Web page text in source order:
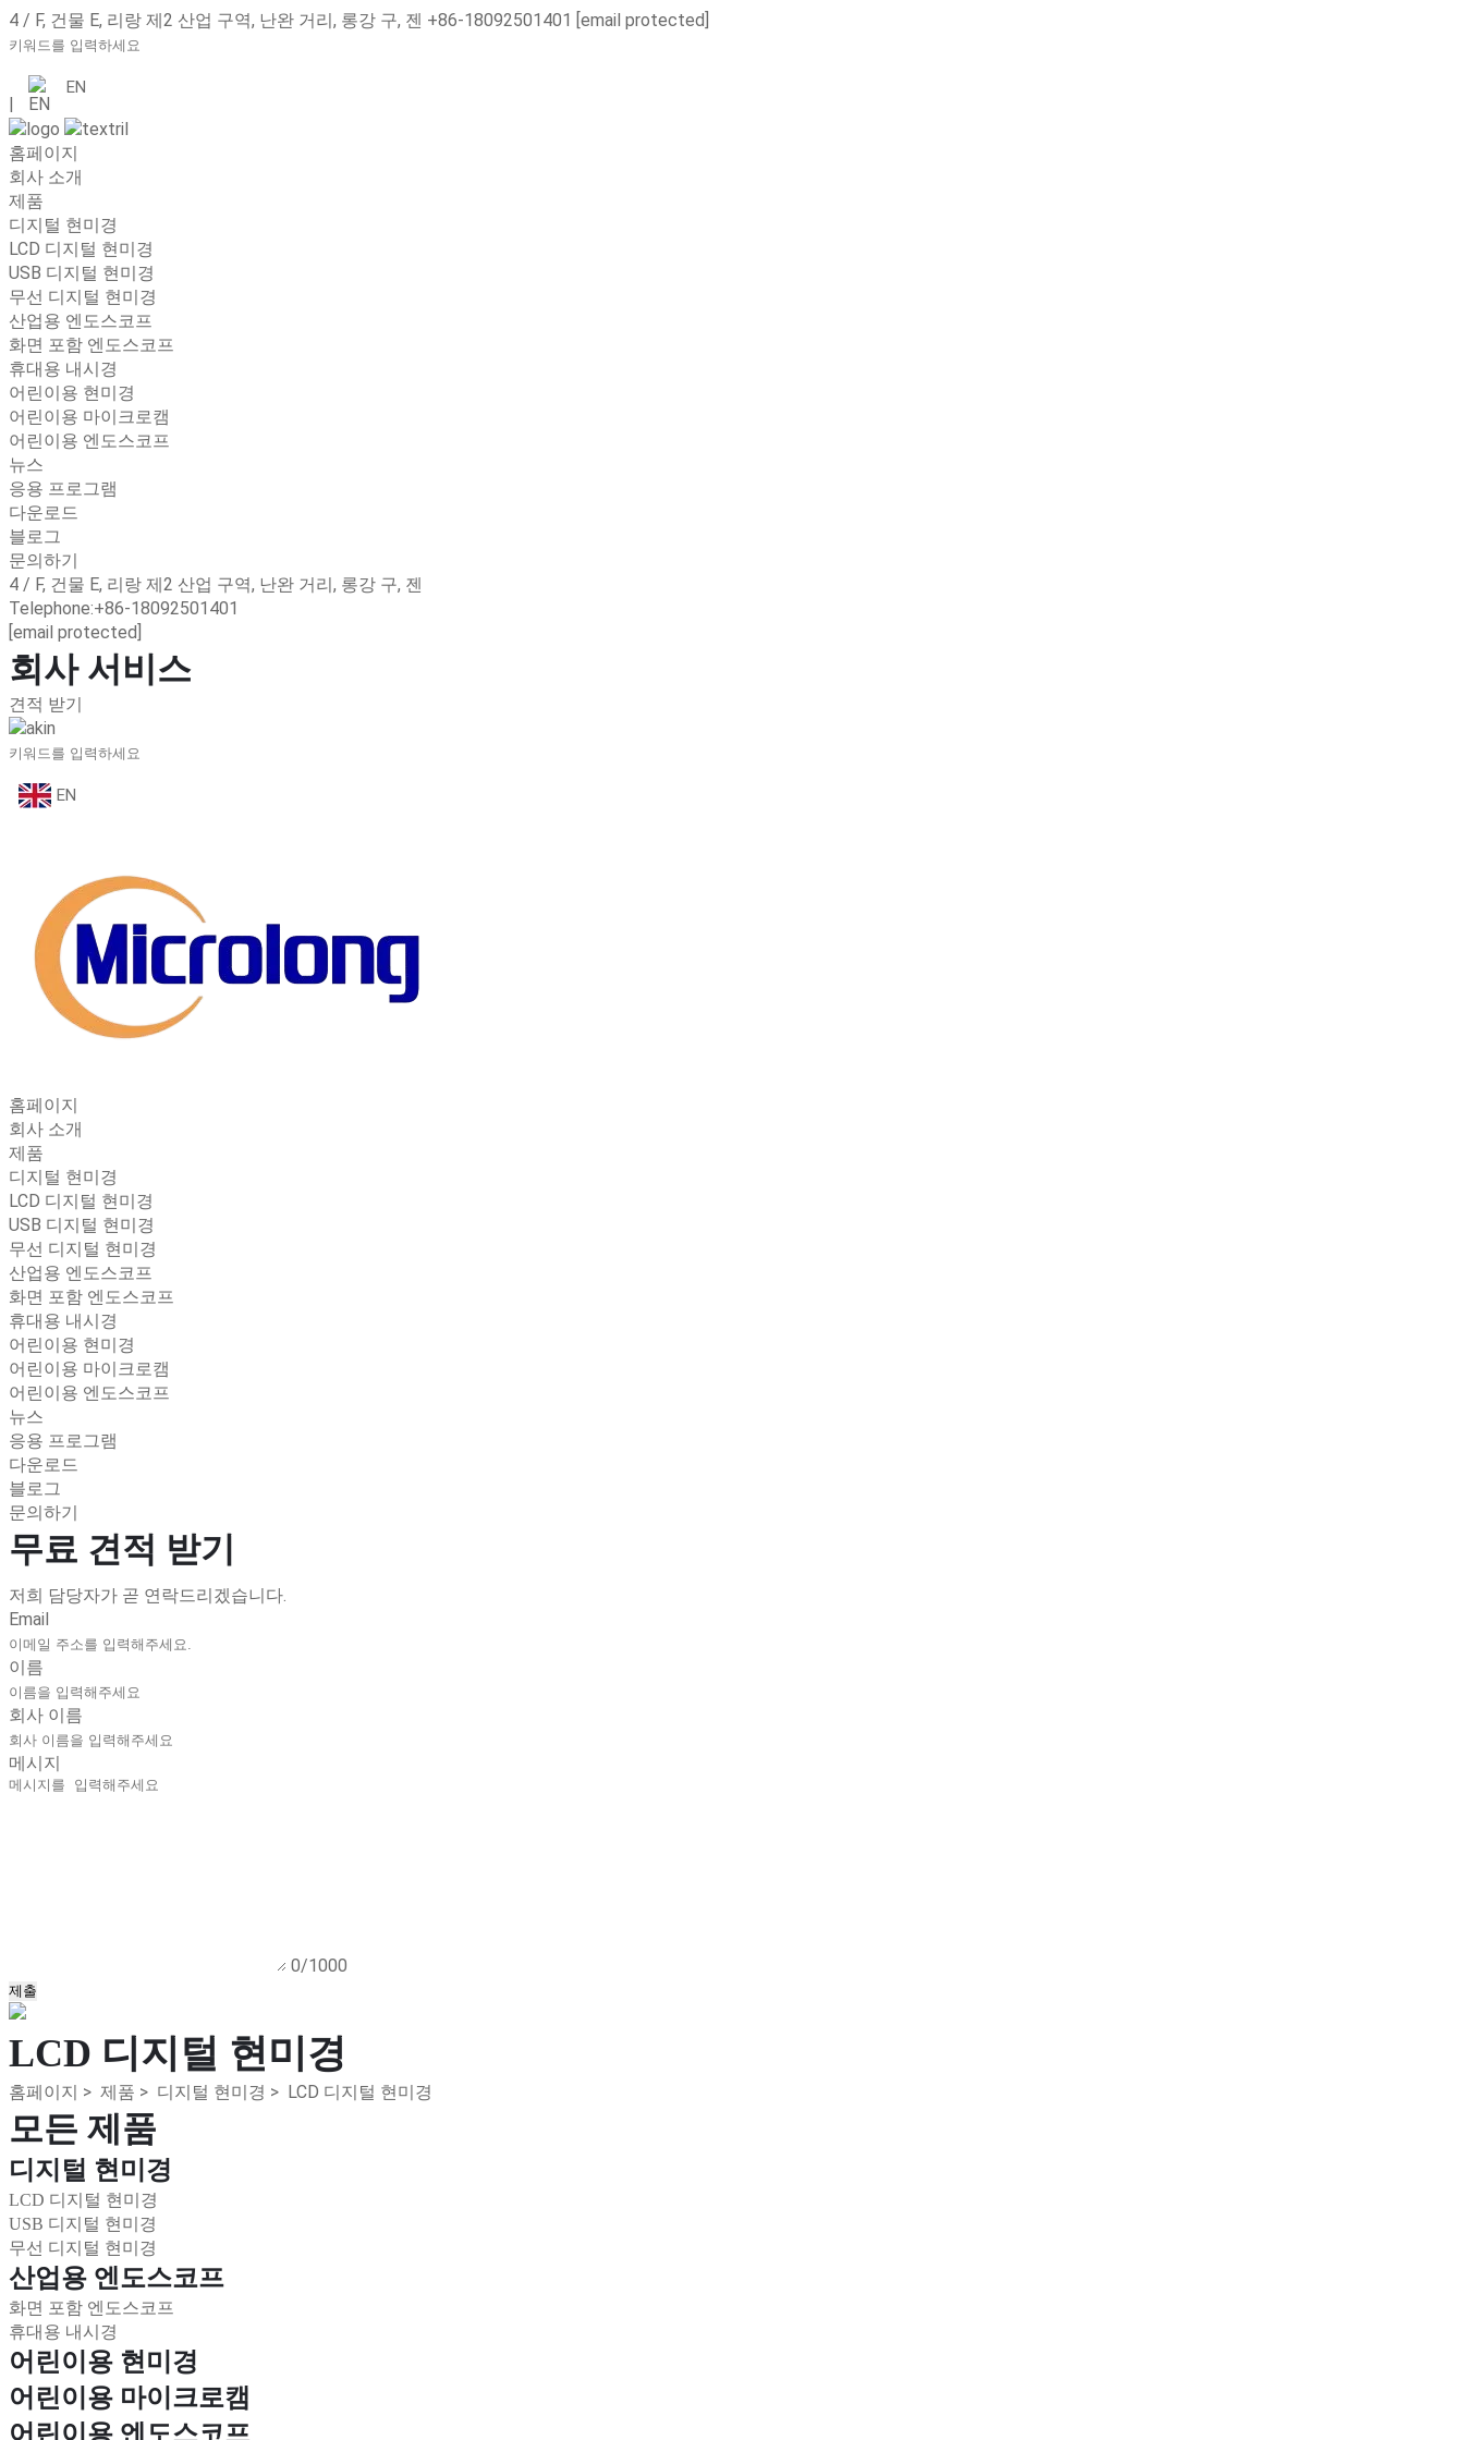
4 / F, 건물 E, 리랑 제2 산업 구역, 난완 거리, 롱강 구, 젠 +86-18092501401 [email protected]
|
EN
홈페이지
회사 소개
제품
디지털 현미경
LCD 디지털 현미경
USB 디지털 현미경
무선 디지털 현미경
산업용 엔도스코프
화면 포함 엔도스코프
휴대용 내시경
어린이용 현미경
어린이용 마이크로캠
어린이용 엔도스코프
뉴스
응용 프로그램
다운로드
블로그
문의하기
4 / F, 건물 E, 리랑 제2 산업 구역, 난완 거리, 롱강 구, 젠
Telephone:+86-18092501401
[email protected]
회사 서비스
견적 받기
EN
홈페이지
회사 소개
제품
디지털 현미경
LCD 디지털 현미경
USB 디지털 현미경
무선 디지털 현미경
산업용 엔도스코프
화면 포함 엔도스코프
휴대용 내시경
어린이용 현미경
어린이용 마이크로캠
어린이용 엔도스코프
뉴스
응용 프로그램
다운로드
블로그
문의하기
무료 견적 받기
저희 담당자가 곧 연락드리겠습니다.
Email
이름
회사 이름
메시지
0/1000
제출
LCD 디지털 현미경
홈페이지 > 제품 > 디지털 현미경 > LCD 디지털 현미경
모든 제품
디지털 현미경
LCD 디지털 현미경
USB 디지털 현미경
무선 디지털 현미경
산업용 엔도스코프
화면 포함 엔도스코프
휴대용 내시경
어린이용 현미경
어린이용 마이크로캠
어린이용 엔도스코프